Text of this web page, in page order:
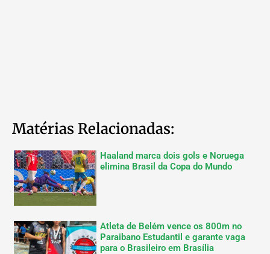
Matérias Relacionadas:
Haaland marca dois gols e Noruega
elimina Brasil da Copa do Mundo
Atleta de Belém vence os 800m no
Paraibano Estudantil e garante vaga
para o Brasileiro em Brasília